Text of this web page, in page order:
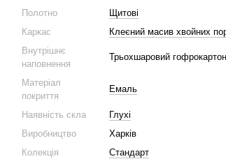
Полотно
Щитові
Каркас
Клеєний масив хвойних
Внутрішнє
наповнення
Трьохшаровий
Матеріал
покриття
Емаль
Наявність скла
Глухі
Виробництво
Харків
Колекція
Стандарт